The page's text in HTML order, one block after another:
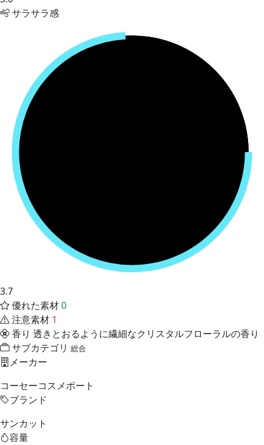
サラサラ感
3.7
優れた素材0
注意素材 1
香り 透きとおるように繊細なクリスタルフローラルの香り
サブカテゴリ 総合
メーカー
コーセーコスメポート
ブランド
サンカット
容量